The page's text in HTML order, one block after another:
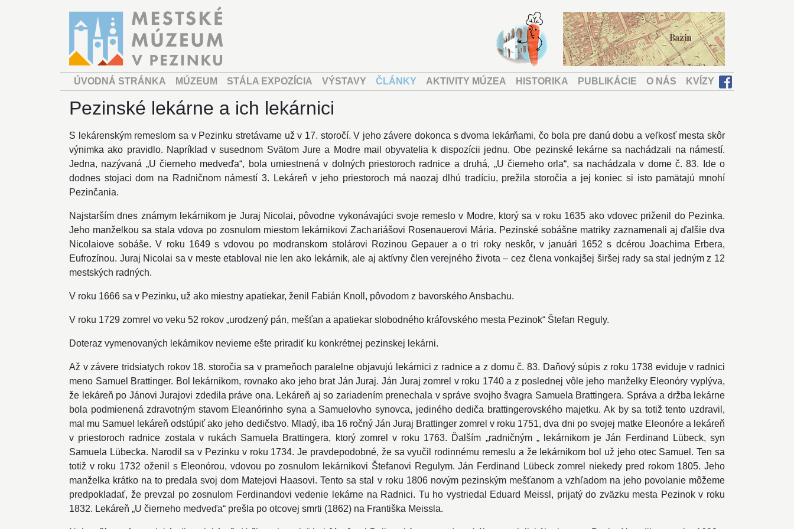
ÚVODNÁ STRÁNKA MÚZEUM STÁLA EXPOZÍCIA VÝSTAVY ČLÁNKY AKTIVITY MÚZEA HISTORIKA PUBLIKÁCIE O NÁS KVÍZY
Pezinské lekárne a ich lekárnici
S lekárenským remeslom sa v Pezinku stretávame už v 17. storočí. V jeho závere dokonca s dvoma lekárňami, čo bola pre danú dobu a veľkosť mesta skôr
výnimka ako pravidlo. Napríklad v susednom Svätom Jure a Modre mail obyvatelia k dispozícii jednu. Obe pezinské lekárne sa nachádzali na námestí.
Jedna, nazývaná „U čierneho medveďa“, bola umiestnená v dolných priestoroch radnice a druhá, „U čierneho orla“, sa nachádzala v dome č. 83. Ide o
dodnes stojaci dom na Radničnom námestí 3. Lekáreň v jeho priestoroch má naozaj dlhú tradíciu, prežila storočia a jej koniec si isto pamätajú mnohí
Pezinčania.
Najstarším dnes známym lekárnikom je Juraj Nicolai, pôvodne vykonávajúci svoje remeslo v Modre, ktorý sa v roku 1635 ako vdovec priženil do Pezinka.
Jeho manželkou sa stala vdova po zosnulom miestom lekárnikovi Zachariášovi Rosenauerovi Mária. Pezinské sobášne matriky zaznamenali aj ďalšie dva
Nicolaiove sobáše. V roku 1649 s vdovou po modranskom stolárovi Rozinou Gepauer a o tri roky neskôr, v januári 1652 s dcérou Joachima Erbera,
Eufrozínou. Juraj Nicolai sa v meste etabloval nie len ako lekárnik, ale aj aktívny člen verejného života – cez člena vonkajšej širšej rady sa stal jedným z 12
mestských radných.
V roku 1666 sa v Pezinku, už ako miestny apatiekar, ženil Fabián Knoll, pôvodom z bavorského Ansbachu.
V roku 1729 zomrel vo veku 52 rokov „urodzený pán, mešťan a apatiekar slobodného kráľovského mesta Pezinok“ Štefan Reguly.
Doteraz vymenovaných lekárnikov nevieme ešte priradiť ku konkrétnej pezinskej lekárni.
Až v závere tridsiatych rokov 18. storočia sa v prameňoch paralelne objavujú lekárnici z radnice a z domu č. 83. Daňový súpis z roku 1738 eviduje v radnici
meno Samuel Brattinger. Bol lekárnikom, rovnako ako jeho brat Ján Juraj. Ján Juraj zomrel v roku 1740 a z poslednej vôle jeho manželky Eleonóry vyplýva,
že lekáreň po Jánovi Jurajovi zdedila práve ona. Lekáreň aj so zariadením prenechala v správe svojho švagra Samuela Brattingera. Správa a držba lekárne
bola podmienená zdravotným stavom Eleanórinho syna a Samuelovho synovca, jediného dediča brattingerovského majetku. Ak by sa totiž tento uzdravil,
mal mu Samuel lekáreň odstúpiť ako jeho dedičstvo. Mladý, iba 16 ročný Ján Juraj Brattinger zomrel v roku 1751, dva dni po svojej matke Eleonóre a lekáreň
v priestoroch radnice zostala v rukách Samuela Brattingera, ktorý zomrel v roku 1763. Ďalším „radničným „ lekárnikom je Ján Ferdinand Lübeck, syn
Samuela Lübecka. Narodil sa v Pezinku v roku 1734. Je pravdepodobné, že sa vyučil rodinnému remeslu a že lekárnikom bol už jeho otec Samuel. Ten sa
totiž v roku 1732 oženil s Eleonórou, vdovou po zosnulom lekárnikovi Štefanovi Regulym. Ján Ferdinand Lübeck zomrel niekedy pred rokom 1805. Jeho
manželka krátko na to predala svoj dom Matejovi Haasovi. Tento sa stal v roku 1806 novým pezinským mešťanom a vzhľadom na jeho povolanie môžeme
predpokladať, že prevzal po zosnulom Ferdinandovi vedenie lekárne na Radnici. Tu ho vystriedal Eduard Meissl, prijatý do zväzku mesta Pezinok v roku
1832. Lekáreň „U čierneho medveďa“ prešla po otcovej smrti (1862) na Františka Meissla.